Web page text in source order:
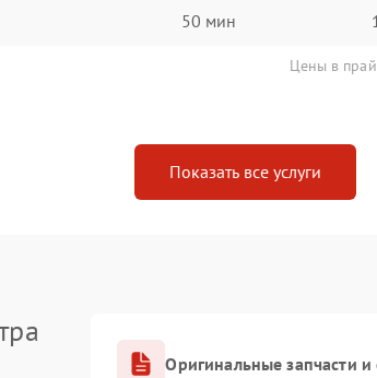
50 мин
Цены в
Показать все услуги
Оригинальные запчасти